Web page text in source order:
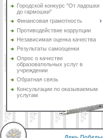
Городской конкурс "От ладошки
до гармошки"
Финансовая грамотность
Противодействие коррупции
Независимая оценка качества
Результаты самооценки
Опрос о качестве
образовательных услуг в
учреждении
Обратная связь
Консультации по оказываемым
услугам